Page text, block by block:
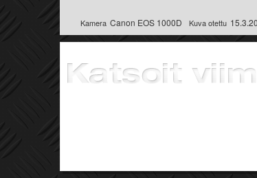
Kamera Canon EOS 1000D Kuva otettu